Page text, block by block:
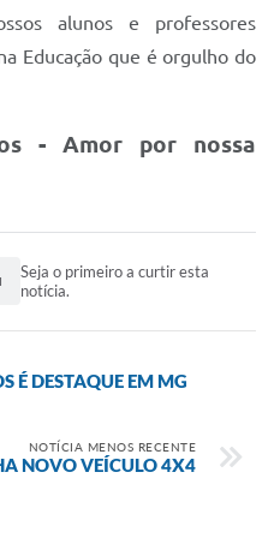
alunos e professores
Educação que é orgulho do
- Amor por nossa
Seja o primeiro a curtir esta
notícia.
É DESTAQUE EM MG
NOTÍCIA MENOS RECENTE
NOVO VEÍCULO 4X4